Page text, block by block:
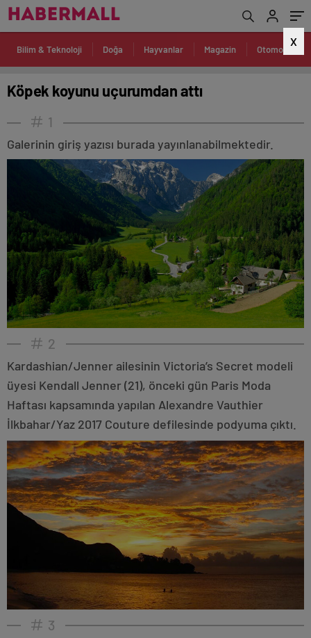
X
Bilim & Teknoloji Doğa Hayvanlar Magazin Otomobil
Köpek koyunu uçurumdan attı
1
Galerinin giriş yazısı burada yayınlanabilmektedir.
2
Kardashian/Jenner ailesinin Victoria’s Secret modeli
üyesi Kendall Jenner (21), önceki gün Paris Moda
Haftası kapsamında yapılan Alexandre Vauthier
İlkbahar/Yaz 2017 Couture defilesinde podyuma çıktı.
3